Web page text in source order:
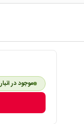
موجود در انبار